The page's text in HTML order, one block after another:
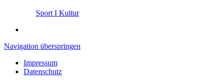
Sport I Kultur
Navigation überspringen
Impressum
Datenschutz